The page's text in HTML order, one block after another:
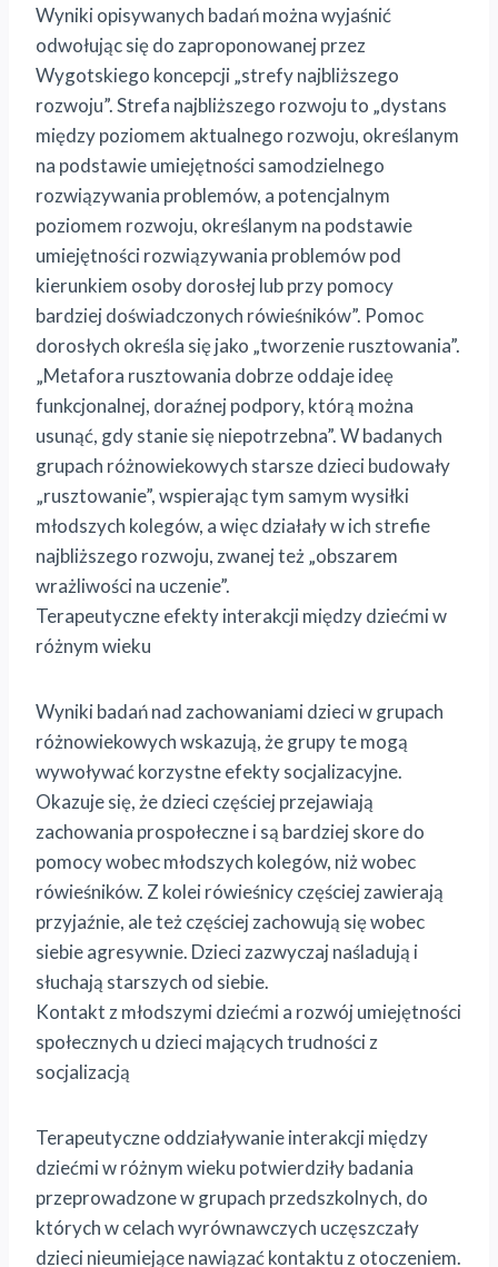
Wyniki opisywanych badań można wyjaśnić
odwołując się do zaproponowanej przez
Wygotskiego koncepcji „strefy najbliższego
rozwoju”. Strefa najbliższego rozwoju to „dystans
między poziomem aktualnego rozwoju, określanym
na podstawie umiejętności samodzielnego
rozwiązywania problemów, a potencjalnym
poziomem rozwoju, określanym na podstawie
umiejętności rozwiązywania problemów pod
kierunkiem osoby dorosłej lub przy pomocy
bardziej doświadczonych rówieśników”. Pomoc
dorosłych określa się jako „tworzenie rusztowania”.
„Metafora rusztowania dobrze oddaje ideę
funkcjonalnej, doraźnej podpory, którą można
usunąć, gdy stanie się niepotrzebna”. W badanych
grupach różnowiekowych starsze dzieci budowały
„rusztowanie”, wspierając tym samym wysiłki
młodszych kolegów, a więc działały w ich strefie
najbliższego rozwoju, zwanej też „obszarem
wrażliwości na uczenie”.
Terapeutyczne efekty interakcji między dziećmi w
różnym wieku
Wyniki badań nad zachowaniami dzieci w grupach
różnowiekowych wskazują, że grupy te mogą
wywoływać korzystne efekty socjalizacyjne.
Okazuje się, że dzieci częściej przejawiają
zachowania prospołeczne i są bardziej skore do
pomocy wobec młodszych kolegów, niż wobec
rówieśników. Z kolei rówieśnicy częściej zawierają
przyjaźnie, ale też częściej zachowują się wobec
siebie agresywnie. Dzieci zazwyczaj naśladują i
słuchają starszych od siebie.
Kontakt z młodszymi dziećmi a rozwój umiejętności
społecznych u dzieci mających trudności z
socjalizacją
Terapeutyczne oddziaływanie interakcji między
dziećmi w różnym wieku potwierdziły badania
przeprowadzone w grupach przedszkolnych, do
których w celach wyrównawczych uczęszczały
dzieci nieumiejące nawiązać kontaktu z otoczeniem.